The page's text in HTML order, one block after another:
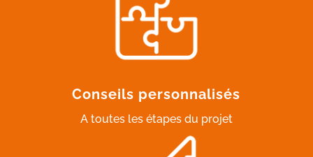
Conseils personnalisés
A toutes les étapes du projet